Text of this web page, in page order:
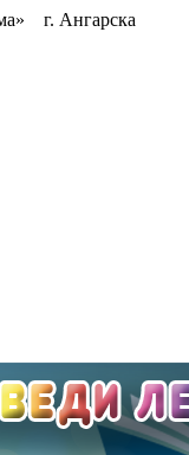
г. Ангарска